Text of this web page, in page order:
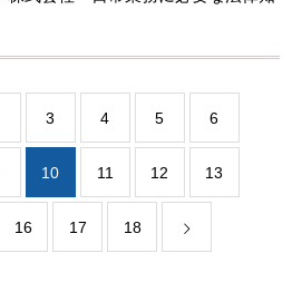
3 4 5 6
10 11 12 13
16 17 18